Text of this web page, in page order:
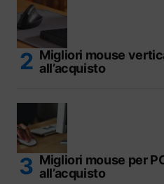
Migliori mouse
all’acquisto
Migliori mouse per
all’acquisto